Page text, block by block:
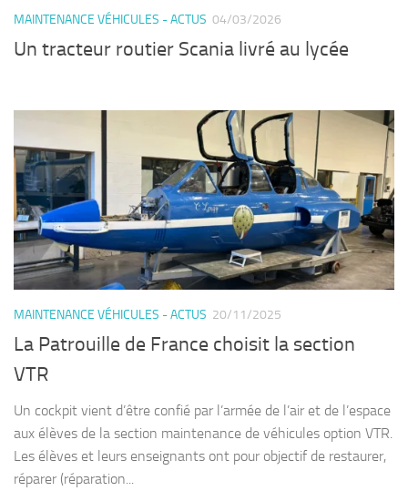
MAINTENANCE VÉHICULES - ACTUS 04/03/2026
Un tracteur routier Scania livré au lycée
MAINTENANCE VÉHICULES - ACTUS 20/11/2025
La Patrouille de France choisit la section
VTR
Un cockpit vient d’être confié par l’armée de l’air et de l’espace
aux élèves de la section maintenance de véhicules option VTR.
Les élèves et leurs enseignants ont pour objectif de restaurer,
réparer (réparation...